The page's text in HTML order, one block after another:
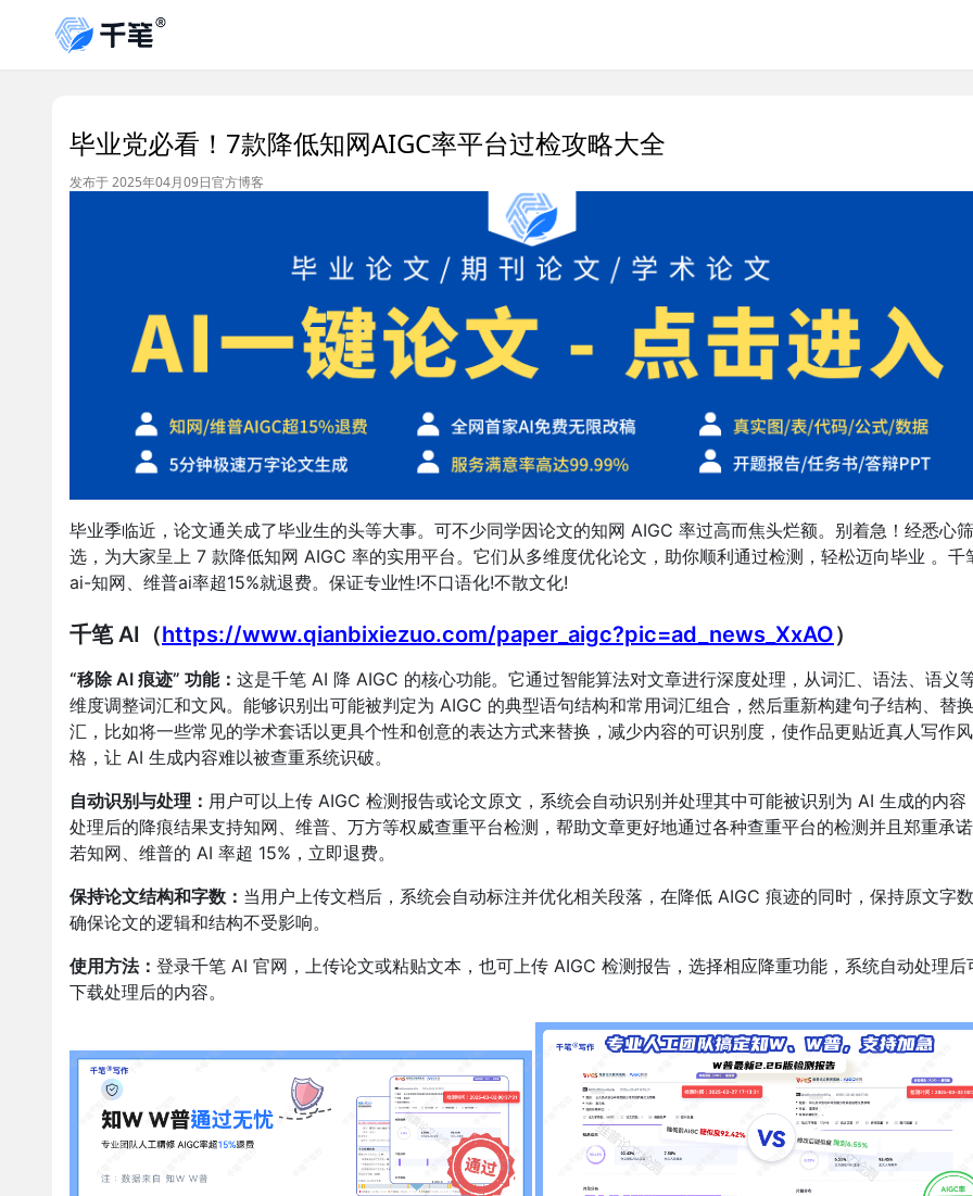
毕业党必看！7款降低知网AIGC率平台过检攻略大全
发布于 2025年04月09日官方博客
毕业季临近，论文通关成了毕业生的头等大事。可不少同学因论文的知网 AIGC 率过高而焦头烂额。别着急！经悉心筛
选，为大家呈上 7 款降低知网 AIGC 率的实用平台。它们从多维度优化论文，助你顺利通过检测，轻松迈向毕业 。千
ai-知网、维普ai率超15%就退费。保证专业性!不口语化!不散文化!
千笔 AI（https://www.qianbixiezuo.com/paper_aigc?pic=ad_news_XxAO）
“移除 AI 痕迹” 功能： 这是千笔 AI 降 AIGC 的核心功能。它通过智能算法对文章进行深度处理，从词汇、语法、语义
维度调整词汇和文风。能够识别出可能被判定为 AIGC 的典型语句结构和常用词汇组合，然后重新构建句子结构、替
汇，比如将一些常见的学术套话以更具个性和创意的表达方式来替换，减少内容的可识别度，使作品更贴近真人写作风
格，让 AI 生成内容难以被查重系统识破。
自动识别与处理： 用户可以上传 AIGC 检测报告或论文原文，系统会自动识别并处理其中可能被识别为 AI 生成的内容
处理后的降痕结果支持知网、维普、万方等权威查重平台检测，帮助文章更好地通过各种查重平台的检测并且郑重承
若知网、维普的 AI 率超 15%，立即退费。
保持论文结构和字数： 当用户上传文档后，系统会自动标注并优化相关段落，在降低 AIGC 痕迹的同时，保持原文字
确保论文的逻辑和结构不受影响。
使用方法： 登录千笔 AI 官网，上传论文或粘贴文本，也可上传 AIGC 检测报告，选择相应降重功能，系统自动处理后
下载处理后的内容。